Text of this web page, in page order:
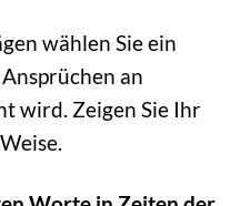
wählen Sie ein
an
wird. Zeigen Sie Ihr